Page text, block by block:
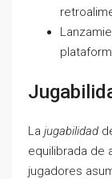
La jugabilidad
equilibrada de
jugadores